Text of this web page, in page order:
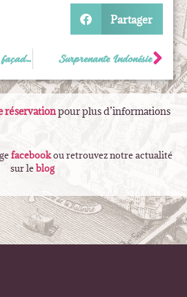
Partager
Murs peints, chèvres, façades et fanfreluches : c’est le Lyon que j’aime ! Surprenante Indonésie
réservationpour plus d’informations
facebookou retrouvez notre actualité
sur leblog